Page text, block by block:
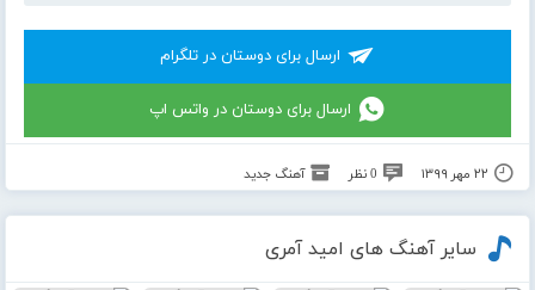
ارسال برای دوستان در تلگرام
ارسال برای دوستان در واتس اپ
۲۲ مهر ۱۳۹۹ 0 نظر آهنگ جدید
سایر آهنگ های امید آمری